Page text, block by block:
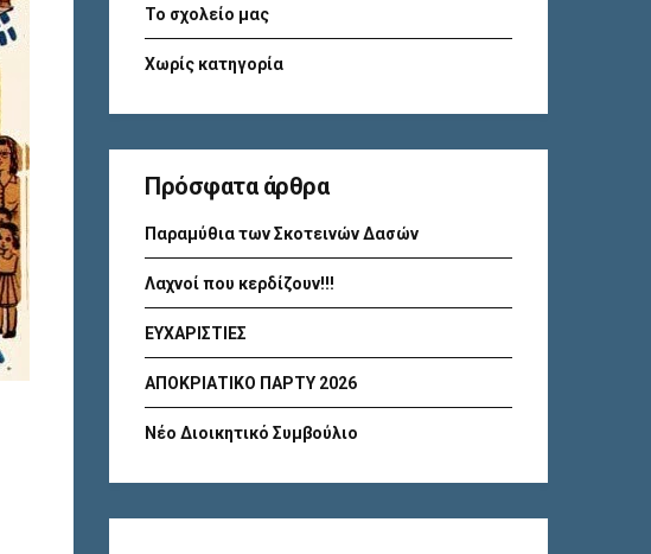
Το σχολείο μας
Χωρίς κατηγορία
Πρόσφατα άρθρα
Παραμύθια των Σκοτεινών Δασών
Λαχνοί που κερδίζουν!!!
ΕΥΧΑΡΙΣΤΙΕΣ
ΑΠΟΚΡΙΑΤΙΚΟ ΠΑΡΤΥ 2026
Νέο Διοικητικό Συμβούλιο